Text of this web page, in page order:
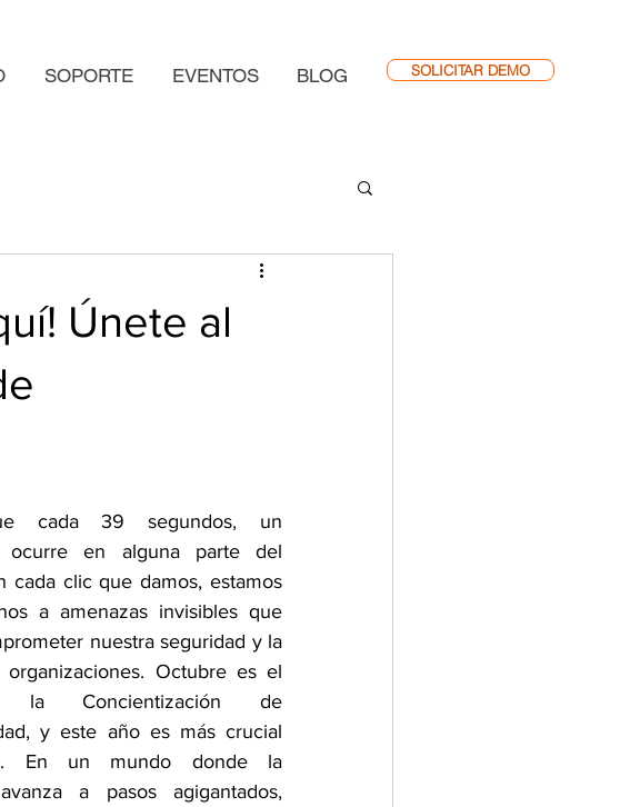
SOPORTE EVENTOS BLOG SOLICITAR DEMO
Únete al
cada 39 segundos, un
ocurre en alguna parte del
cada clic que damos, estamos
a amenazas invisibles que
nuestra seguridad y la
organizaciones. Octubre es el
Concientización de
y este año es más crucial
En un mundo donde la
a pasos agigantados,